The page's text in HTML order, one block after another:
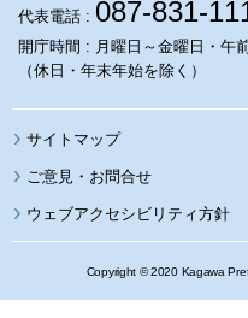
代表電話 : 087-831-
開庁時間 : 月曜日～金曜日・午
（休日・年末年始を除く）
サイトマップ
ウェブアクセシビリティ方針
Copyright © 2020 Kagawa